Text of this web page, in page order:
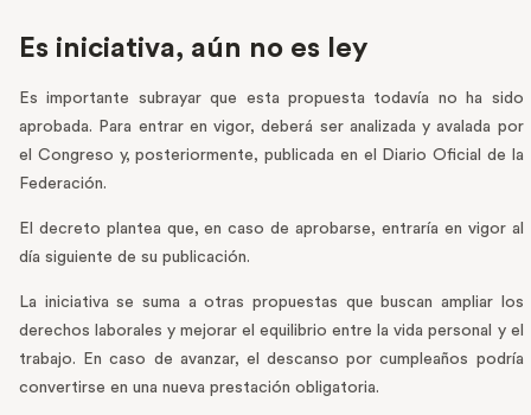
Es iniciativa, aún no es ley
Es importante subrayar que esta propuesta todavía no ha sido
aprobada. Para entrar en vigor, deberá ser analizada y avalada por
el Congreso y, posteriormente, publicada en el Diario Oficial de la
Federación.
El decreto plantea que, en caso de aprobarse, entraría en vigor al
día siguiente de su publicación.
La iniciativa se suma a otras propuestas que buscan ampliar los
derechos laborales y mejorar el equilibrio entre la vida personal y el
trabajo. En caso de avanzar, el descanso por cumpleaños podría
convertirse en una nueva prestación obligatoria.